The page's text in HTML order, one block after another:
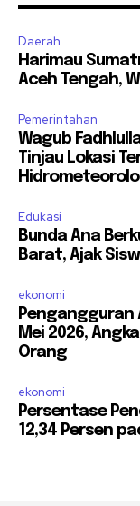
Daerah
Harimau
Aceh Tengah,
Pemerintahan
Wagub
Tinjau Lokasi
Edukasi
Bunda Ana
Barat, Ajak
ekonomi
Pengangguran
Mei 2026,
Orang
ekonomi
Persentase
12,34 Persen